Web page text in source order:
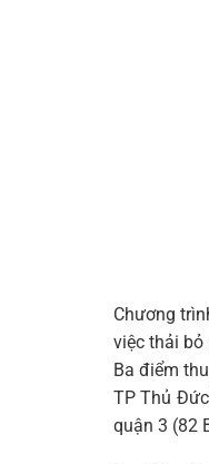
Chương
việc thải bỏ
Ba điểm
TP Thủ
quận 3 (82